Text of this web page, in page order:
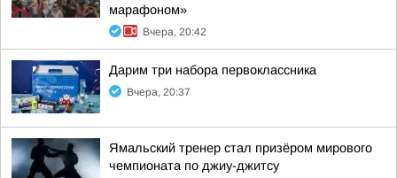
марафоном»
Вчера, 20:42
Дарим три набора первоклассника
Вчера, 20:37
Ямальский тренер стал призёром мирового
чемпионата по джиу-джитсу